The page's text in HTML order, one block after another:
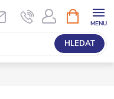
HLEDAT
NÁKUPNÍ
KOŠÍK